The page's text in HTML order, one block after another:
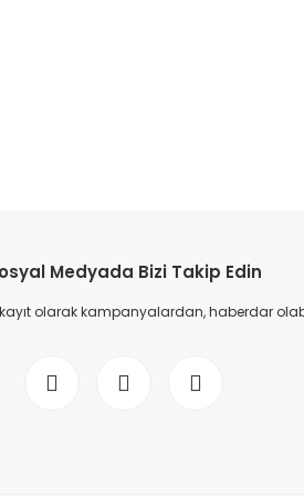
Medyada Bizi Takip Edin
olarak kampanyalardan, haberdar